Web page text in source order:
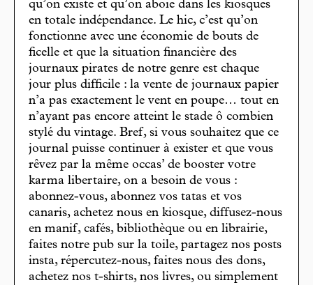
qu’on existe et qu’on aboie dans les kiosques
en totale indépendance. Le hic, c’est qu’on
fonctionne avec une économie de bouts de
ficelle et que la situation financière des
journaux pirates de notre genre est chaque
jour plus difficile : la vente de journaux papier
n’a pas exactement le vent en poupe… tout en
n’ayant pas encore atteint le stade ô combien
stylé du vintage. Bref, si vous souhaitez que ce
journal puisse continuer à exister et que vous
rêvez par la même occas’ de booster votre
karma libertaire, on a besoin de vous :
abonnez-vous, abonnez vos tatas et vos
canaris, achetez nous en kiosque, diffusez-nous
en manif, cafés, bibliothèque ou en librairie,
faites notre pub sur la toile, partagez nos posts
insta, répercutez-nous, faites nous des dons,
achetez nos t-shirts, nos livres, ou simplement